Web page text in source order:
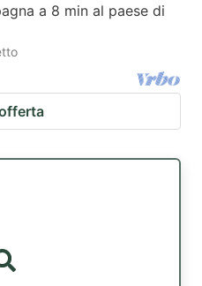
a 8 min al paese di